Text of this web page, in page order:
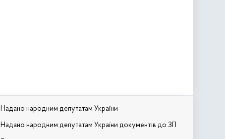
Надано народним депутатам України
Надано народним депутатам України документів до ЗП